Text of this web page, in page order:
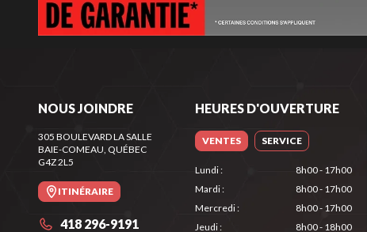
NOUS JOINDRE
305 BOULEVARD LA SALLE
BAIE-COMEAU , QUÉBEC
G4Z 2L5
ITINÉRAIRE
418 296-9191
HEURES D'OUVERTURE
VENTES SERVICE
Lundi:
8h00 - 17h00
Mardi:
8h00 - 17h00
Mercredi:
8h00 - 17h00
Jeudi: 8h00 - 18h00